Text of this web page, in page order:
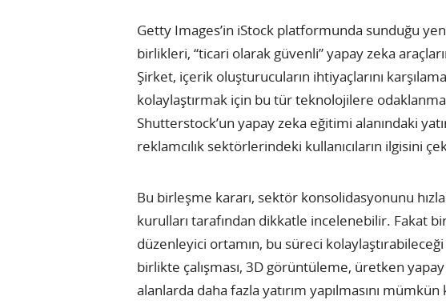
Getty Images’in iStock platformunda sunduğu
birlikleri, “ticari olarak güvenli” yapay zeka
Şirket, içerik oluşturucuların ihtiyaçlarını
kolaylaştırmak için bu tür teknolojilere
Shutterstock’un yapay zeka eğitimi alanındaki
reklamcılık sektörlerindeki kullanıcıların ilgisini
Bu birleşme kararı, sektör konsolidasyonunu
kurulları tarafından dikkatle incelenebilir. Fakat
düzenleyici ortamın, bu süreci
birlikte çalışması, 3D görüntüleme, üretken
alanlarda daha fazla yatırım yapılmasını mümkün